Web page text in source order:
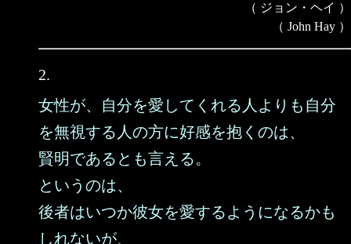
（ ジョン・ヘイ ）
（ John Hay ）
2.
女性が、自分を愛してくれる人よりも自分
を無視する人の方に好感を抱くのは、
賢明であるとも言える。
というのは、
後者はいつか彼女を愛するようになるかも
しれないが、